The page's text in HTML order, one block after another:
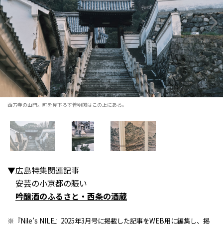
西方寺の山門。町を見下ろす普明閣はこの上にある。
▼広島特集関連記事
安芸の小京都の賑い
吟醸酒のふるさと・西条の酒蔵
※『Nile’s NILE』2025年3月号に掲載した記事をWEB用に編集し、掲